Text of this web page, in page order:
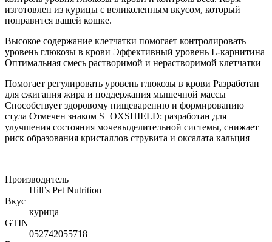
изготовлен из курицы с великолепным вкусом, который
понравится вашей кошке.
Высокое содержание клетчатки помогает контролировать
уровень глюкозы в крови Эффективный уровень L-карнитина
Оптимальная смесь растворимой и нерастворимой клетчатки
Помогает регулировать уровень глюкозы в крови Разработан
для сжигания жира и поддержания мышечной массы
Способствует здоровому пищеварению и формированию
стула Отмечен знаком S+OXSHIELD: разработан для
улучшения состояния мочевыделительной системы, снижает
риск образования кристаллов струвита и оксалата кальция
Производитель
Hill’s Pet Nutrition
Вкус
курица
GTIN
052742055718